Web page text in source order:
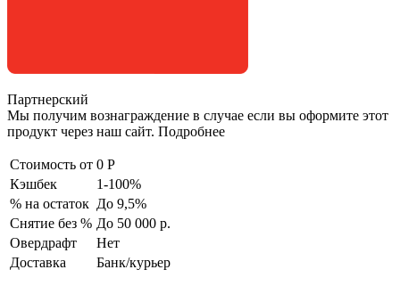
Партнерский
Мы получим вознаграждение в случае если вы оформите этот
продукт через наш сайт. Подробнее
Стоимость от 0 Р
Кэшбек
1-100%
% на остаток До 9,5%
Снятие без % До 50 000 р.
Овердрафт
Нет
Доставка
Банк/курьер